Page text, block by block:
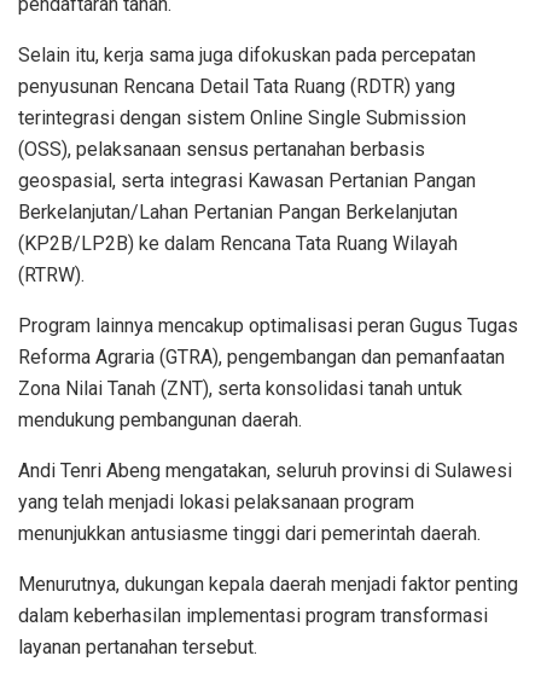
Selain itu, kerja sama juga difokuskan pada percepatan
penyusunan Rencana Detail Tata Ruang (RDTR) yang
terintegrasi dengan sistem Online Single Submission
(OSS), pelaksanaan sensus pertanahan berbasis
geospasial, serta integrasi Kawasan Pertanian Pangan
Berkelanjutan/Lahan Pertanian Pangan Berkelanjutan
(KP2B/LP2B) ke dalam Rencana Tata Ruang Wilayah
(RTRW).
Program lainnya mencakup optimalisasi peran Gugus Tugas
Reforma Agraria (GTRA), pengembangan dan pemanfaatan
Zona Nilai Tanah (ZNT), serta konsolidasi tanah untuk
mendukung pembangunan daerah.
Andi Tenri Abeng mengatakan, seluruh provinsi di Sulawesi
yang telah menjadi lokasi pelaksanaan program
menunjukkan antusiasme tinggi dari pemerintah daerah.
Menurutnya, dukungan kepala daerah menjadi faktor penting
dalam keberhasilan implementasi program transformasi
layanan pertanahan tersebut.